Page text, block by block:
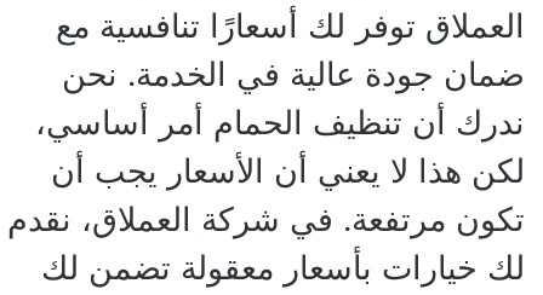
العملاق توفر لك أسعارًا تنافسية مع
ضمان جودة عالية في الخدمة. نحن
ندرك أن تنظيف الحمام أمر أساسي،
لكن هذا لا يعني أن الأسعار يجب أن
تكون مرتفعة. في شركة العملاق، نقدم
لك خيارات بأسعار معقولة تضمن لك